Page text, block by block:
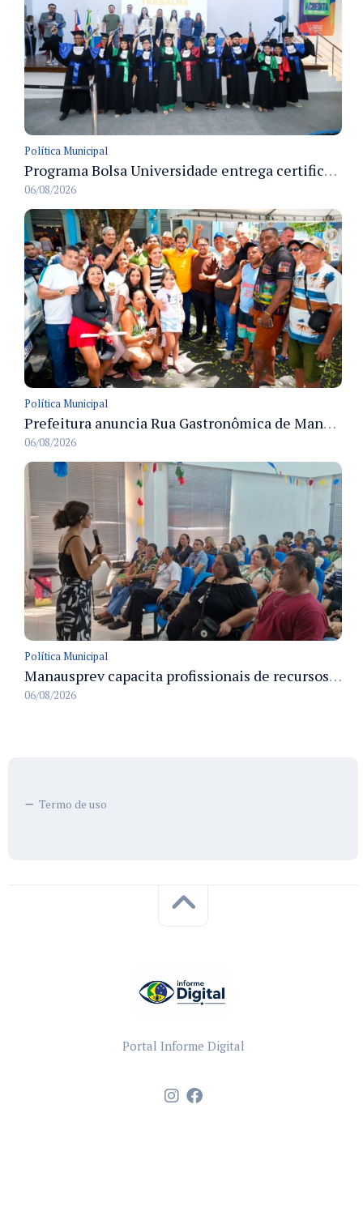
Política Municipal
Programa Bolsa Universidade entrega certificados a formandos em Manaus na sede do Executivo municipal
06/08/2026
Política Municipal
Prefeitura anuncia Rua Gastronômica de Manaus e garante alternativas para 54 ambulantes cadastrados
06/08/2026
Política Municipal
Manausprev capacita profissionais de recursos humanos para agilizar concessão de aposentadorias no município
06/08/2026
Termo de uso
Portal Informe Digital